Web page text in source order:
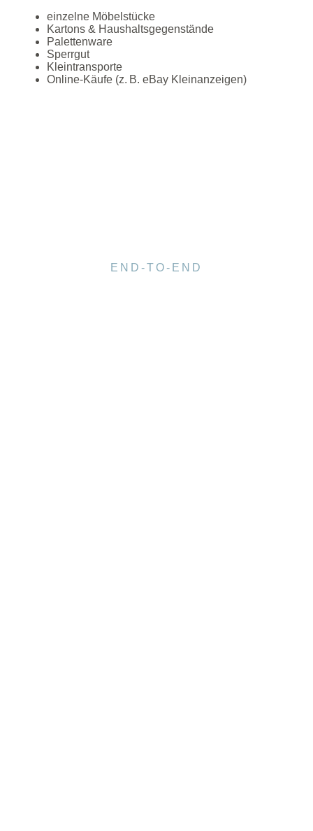
einzelne Möbelstücke
Kartons & Haushaltsgegenstände
Palettenware
Sperrgut
Kleintransporte
Online‑Käufe (z. B. eBay Kleinanzeigen)
END-TO-END